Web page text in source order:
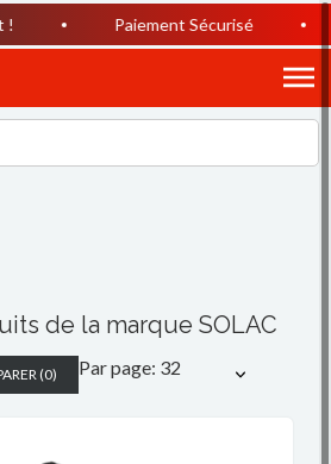
Paiement Sécurisé
de la marque SOLAC
(0) Par page: 32